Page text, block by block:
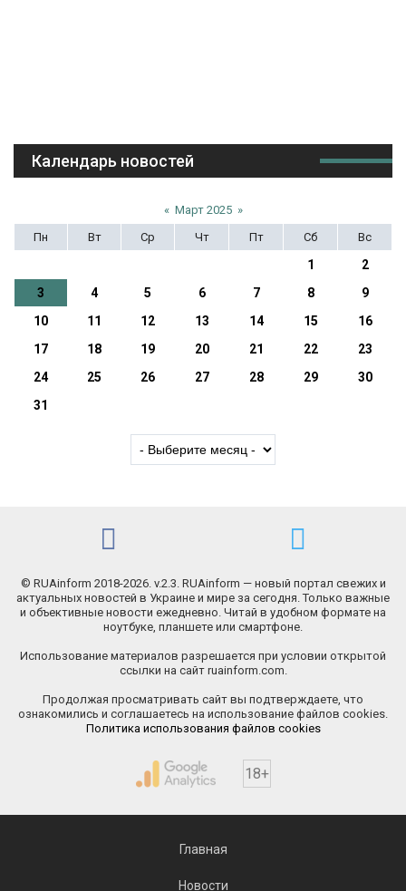
Календарь новостей
« Март 2025 »
Пн
Вт Ср Чт Пт Сб Вс
1
2
3
4 5 6 7 8
9
10
11 12 13 14 15
16
17
18 19 20 21 22
23
24
25 26 27 28 29
30
31
© RUAinform 2018-2026. v.2.3. RUAinform — новый портал свежих и
актуальных новостей в Украине и мире за сегодня. Только важные
и объективные новости ежедневно. Читай в удобном формате на
ноутбуке, планшете или смартфоне.
Использование материалов разрешается при условии открытой
ссылки на сайт ruainform.com.
Продолжая просматривать сайт вы подтверждаете, что
ознакомились и соглашаетесь на использование файлов cookies.
Политика использования файлов cookies
18+
Главная
Новости